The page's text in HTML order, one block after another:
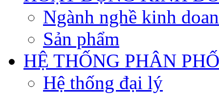
Ngành nghề kinh
Sản phẩm
HỆ THỐNG PHÂN
Hệ thống đại lý